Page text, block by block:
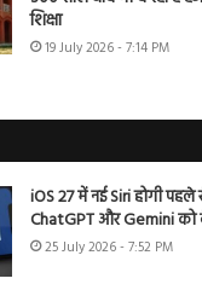
शिक्षा
19 July 2026 - 7:14 PM
iOS 27 में नई Siri होगी पहले
ChatGPT और Gemini को
25 July 2026 - 7:52 PM